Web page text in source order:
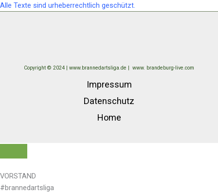
Alle Texte sind urheberrechtlich geschützt.
Copyright © 2024 | www.brannedartsliga.de | www. brandeburg-live.com
Impressum
Datenschutz
Home
VORSTAND
#brannedartsliga